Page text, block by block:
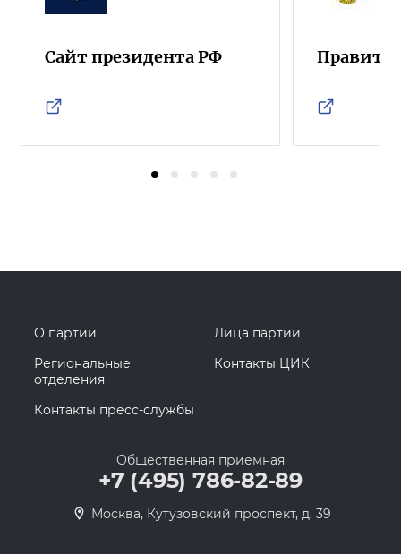
Сайт президента РФ
О партии
Лица партии
Региональные
отделения
Контакты ЦИК
Контакты пресс-службы
Общественная приемная
+7 (495) 786-82-89
Москва, Кутузовский проспект, д. 39